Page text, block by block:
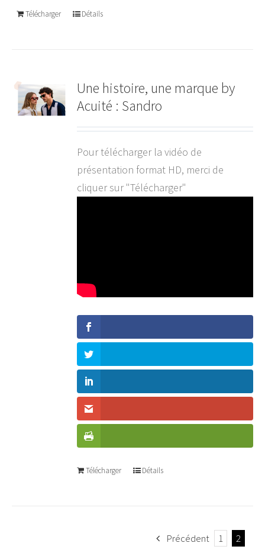
Télécharger Détails
Une histoire, une marque by
Acuité : Sandro
Pour télécharger la vidéo de
présentation format HD, merci de
cliquer sur "Télécharger"
Télécharger Détails
Précédent 1 2